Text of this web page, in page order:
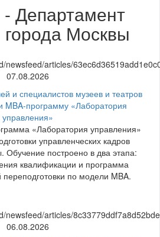
Департамент
города Москвы
07.08.2026
и специалистов музеев и театров
MBA-программу «Лаборатория
управления»
«Лаборатория управления»
управленческих кадров
Обучение построено в два этапа:
квалификации и программа
по модели MBA.
06.08.2026